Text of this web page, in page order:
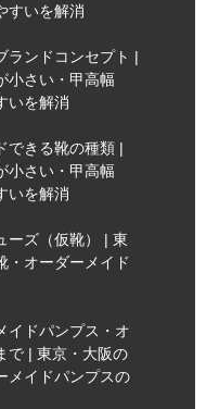
すいを解消
ランドコンセプト |
小さい・甲高幅
いを解消
できる靴の種類 |
小さい・甲高幅
いを解消
ーズ（仮靴） | 東
・オーダーメイド
イドパンプス・オ
で | 東京・大阪の
メイドパンプスの